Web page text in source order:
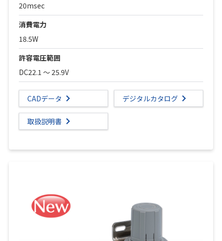
20msec
消費電力
18.5W
許容電圧範囲
DC22.1 ～ 25.9V
CADデータ デジタルカタログ
取扱説明書